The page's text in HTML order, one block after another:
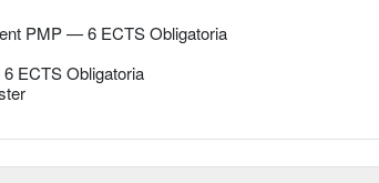
PMP — 6 ECTS Obligatoria
ECTS Obligatoria